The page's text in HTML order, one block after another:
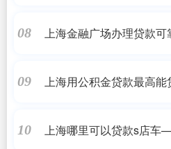
08
上海金融广场办理贷款
09
上海用公积金贷款最高
10
上海哪里可以贷款s店